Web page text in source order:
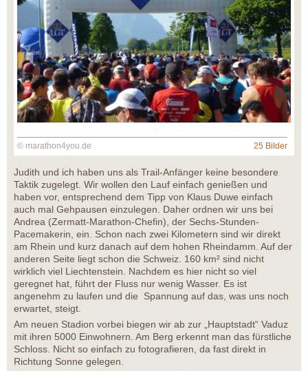
© marathon4you.de 25 Bilder
Judith und ich haben uns als Trail-Anfänger keine besondere
Taktik zugelegt. Wir wollen den Lauf einfach genießen und
haben vor, entsprechend dem Tipp von Klaus Duwe einfach
auch mal Gehpausen einzulegen. Daher ordnen wir uns bei
Andrea (Zermatt-Marathon-Chefin), der Sechs-Stunden-
Pacemakerin, ein. Schon nach zwei Kilometern sind wir direkt
am Rhein und kurz danach auf dem hohen Rheindamm. Auf der
anderen Seite liegt schon die Schweiz. 160 km² sind nicht
wirklich viel Liechtenstein. Nachdem es hier nicht so viel
geregnet hat, führt der Fluss nur wenig Wasser. Es ist
angenehm zu laufen und die Spannung auf das, was uns noch
erwartet, steigt.
Am neuen Stadion vorbei biegen wir ab zur „Hauptstadt“ Vaduz
mit ihren 5000 Einwohnern. Am Berg erkennt man das fürstliche
Schloss. Nicht so einfach zu fotografieren, da fast direkt in
Richtung Sonne gelegen.